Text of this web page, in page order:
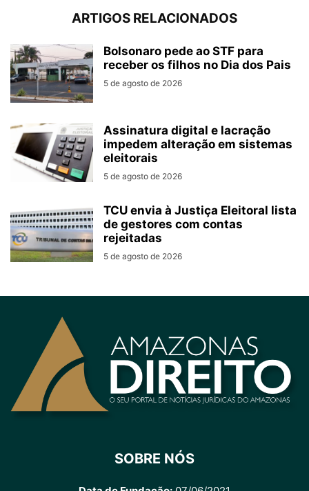
ARTIGOS RELACIONADOS
Bolsonaro pede ao STF para
receber os filhos no Dia dos Pais
5 de agosto de 2026
Assinatura digital e lacração
impedem alteração em sistemas
eleitorais
5 de agosto de 2026
TCU envia à Justiça Eleitoral lista
de gestores com contas
rejeitadas
5 de agosto de 2026
SOBRE NÓS